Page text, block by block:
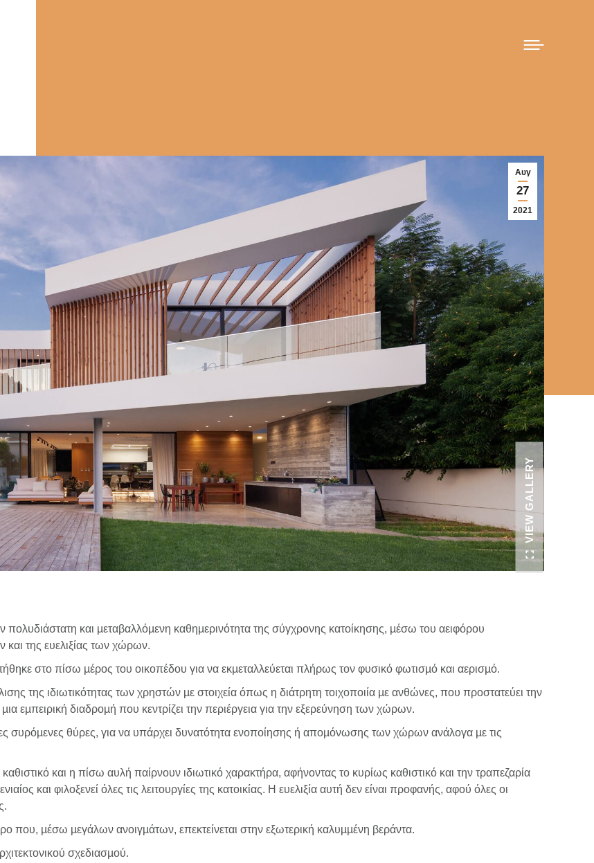
Αυγ
27
2021
VIEW GALLERY
και µεταβαλλόµενη καθηµερινότητα της σύγχρονης κατοίκησης, µέσω του αειφόρου
και της ευελιξίας των χώρων.
στο πίσω µέρος του οικοπέδου για να εκµεταλλεύεται πλήρως τον φυσικό φωτισµό και αερισµό.
της ιδιωτικότητας των χρηστών µε στοιχεία όπως η διάτρητη τοιχοποιία µε ανθώνες, που προστατεύει την
εµπειρική διαδροµή που κεντρίζει την περιέργεια για την εξερεύνηση των χώρων.
συρόµενες θύρες, για να υπάρχει δυνατότητα ενοποίησης ή αποµόνωσης των χώρων ανάλογα µε τις
και η πίσω αυλή παίρνουν ιδιωτικό χαρακτήρα, αφήνοντας το κυρίως καθιστικό και την τραπεζαρία
και φιλοξενεί όλες τις λειτουργίες της κατοικίας. Η ευελιξία αυτή δεν είναι προφανής, αφού όλες οι
που, µέσω µεγάλων ανοιγµάτων, επεκτείνεται στην εξωτερική καλυµµένη βεράντα.
σχεδιασµού.